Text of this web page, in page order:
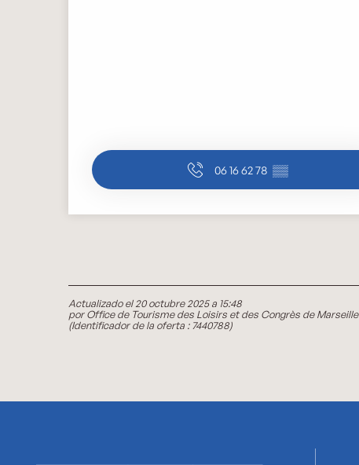
06 16 62 78 ▒▒
Actualizado el 20 octubre 2025 a 15:48
por Office de Tourisme des Loisirs et des Congrès de Marseille
(Identificador de la oferta : 7440788)